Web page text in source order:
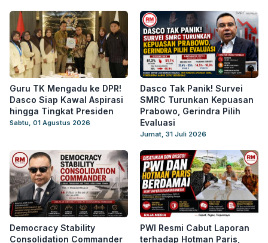
Guru TK Mengadu ke DPR!
Dasco Siap Kawal Aspirasi
hingga Tingkat Presiden
Sabtu, 01 Agustus 2026
Dasco Tak Panik! Survei
SMRC Turunkan Kepuasan
Prabowo, Gerindra Pilih
Evaluasi
Jumat, 31 Juli 2026
Democracy Stability
Consolidation Commander
PWI Resmi Cabut Laporan
terhadap Hotman Paris,